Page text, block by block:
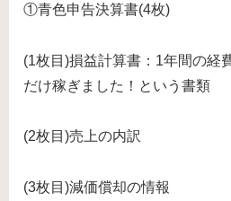
①青色申告決算書(4枚)
(1枚目)損益計算書：1年間の経
だけ稼ぎました！という書類
(2枚目)売上の内訳
(3枚目)減価償却の情報